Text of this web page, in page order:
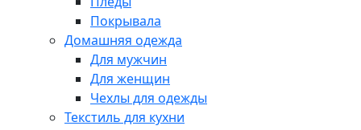
Покрывала
Домашняя одежда
Для мужчин
Для женщин
Чехлы для одежды
Текстиль для кухни